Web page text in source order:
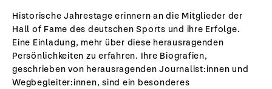
Historische Jahrestage erinnern an die Mitglieder der
Hall of Fame des deutschen Sports und ihre Erfolge.
Eine Einladung, mehr über diese herausragenden
Persönlichkeiten zu erfahren. Ihre Biografien,
geschrieben von herausragenden Journalist:innen und
Wegbegleiter:innen, sind ein besonderes